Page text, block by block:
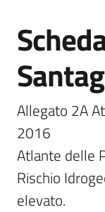
Documentazione
Comunicazione
Allegato 2A
2016
Atlante delle
Rischio
elevato.